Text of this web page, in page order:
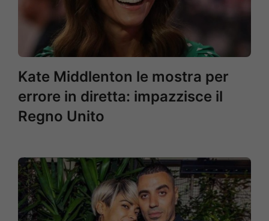
Kate Middlenton le mostra per
errore in diretta: impazzisce il
Regno Unito